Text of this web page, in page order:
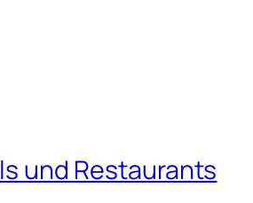
und Restaurants